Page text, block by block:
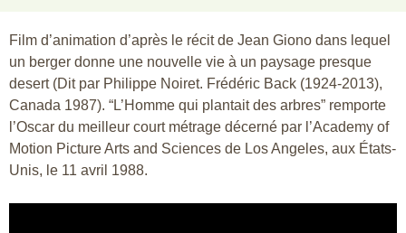
Film d’animation d’après le récit de Jean Giono dans lequel
un berger donne une nouvelle vie à un paysage presque
desert (Dit par Philippe Noiret. Frédéric Back (1924-2013),
Canada 1987). “L’Homme qui plantait des arbres” remporte
l’Oscar du meilleur court métrage décerné par l’Academy of
Motion Picture Arts and Sciences de Los Angeles, aux États-
Unis, le 11 avril 1988.